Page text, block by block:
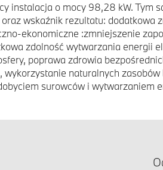
instalacja o mocy 98,28 kW. Tym
wskaźnik rezultatu: dodatkowa
ekonomiczne :zmniejszenie
zdolność wytwarzania energii
poprawa zdrowia
naturalnych
surowców i wytwarzaniem